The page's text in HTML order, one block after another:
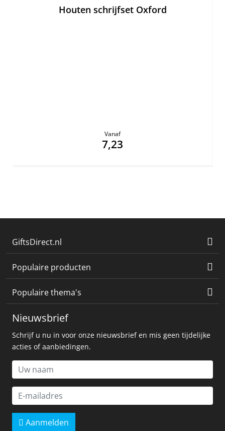
Houten schrijfset Oxford
Vanaf
7,23
GiftsDirect.nl
Populaire producten
Populaire thema's
Nieuwsbrief
Schrijf u nu in voor onze nieuwsbrief en mis geen tijdelijke
acties of aanbiedingen.
Aanmelden